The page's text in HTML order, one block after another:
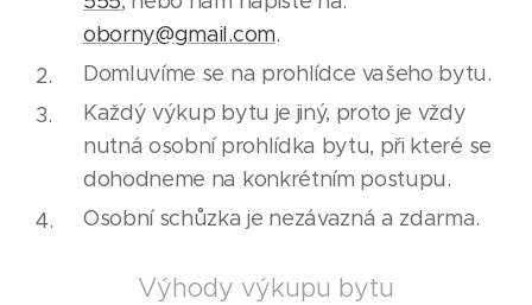
oborny@gmail.com.
Domluvíme se na prohlídce vašeho bytu.
Každý výkup bytu je jiný, proto je vždy
nutná osobní prohlídka bytu, při které se
dohodneme na konkrétním postupu.
Osobní schůzka je nezávazná a zdarma.
Výhody výkupu bytu